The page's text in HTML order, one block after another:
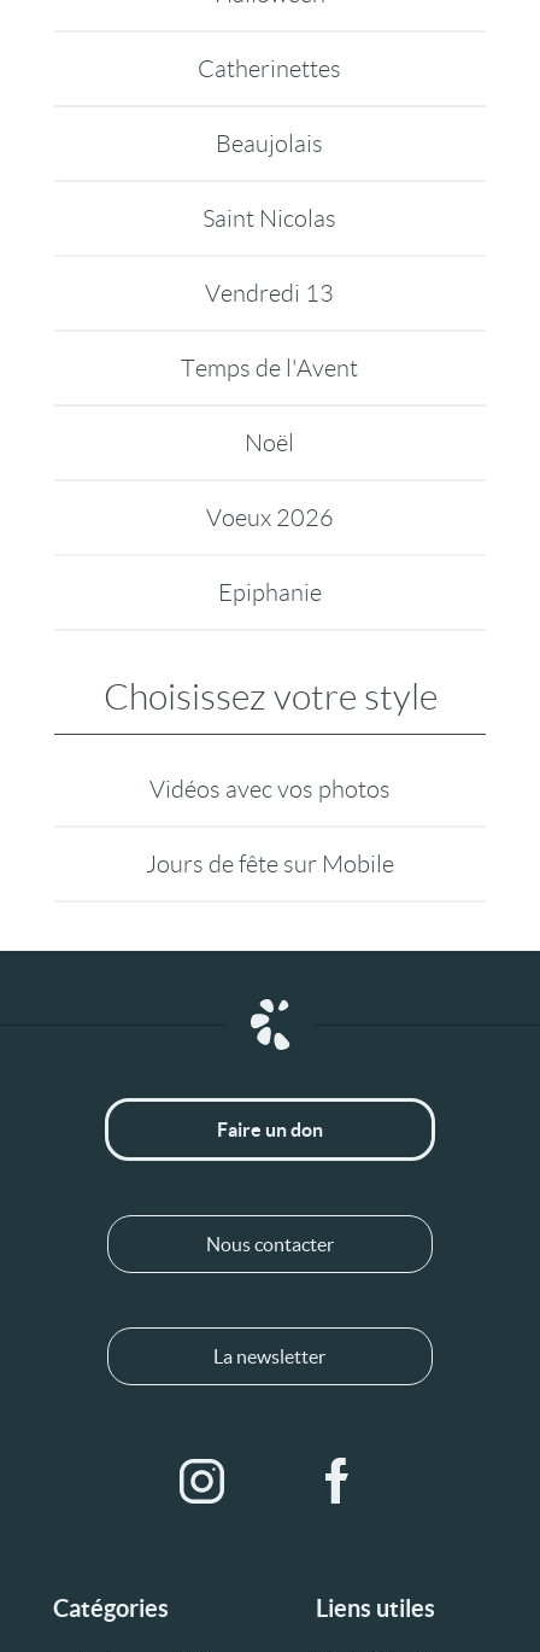
Catherinettes
Beaujolais
Saint Nicolas
Vendredi 13
Temps de l'Avent
Noël
Voeux 2026
Epiphanie
Choisissez votre style
Vidéos avec vos photos
Jours de fête sur Mobile
Catégories Liens utiles
Faire un don
Nous contacter
La newsletter